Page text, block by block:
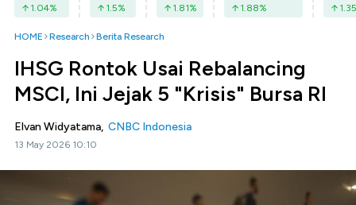
1.04% 1.5% 1.81% 1.88% 1.35
HOME Research Berita Research
IHSG Rontok Usai Rebalancing
MSCI, Ini Jejak 5 "Krisis" Bursa RI
Elvan Widyatama, CNBC Indonesia
13 May 2026 10:10